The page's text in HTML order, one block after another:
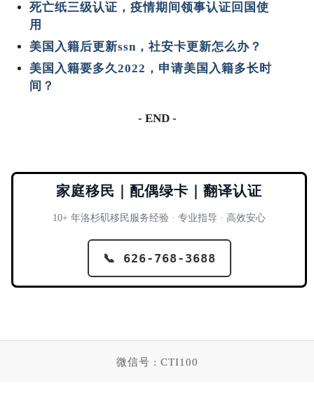
死亡纸三级认证，疫情期间领事认证回国使
用
美国入籍后更新ssn，社安卡更新怎么办？
美国入籍要多久2022，申请美国入籍多长时
间？
- END -
家庭移民｜配偶绿卡｜翻译认证
10+ 年洛杉矶移民服务经验 · 专业指导 · 高效安心
📞 626-768-3688
微信号 : CTI100